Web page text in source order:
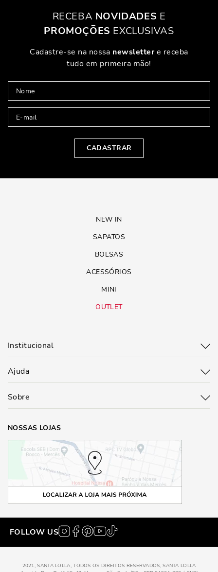
RECEBA NOVIDADES E
PROMOÇÕES EXCLUSIVAS
Cadastre-se na nossa newslettere receba
tudo em primeira mão!
CADASTRAR
NEW IN
SAPATOS
BOLSAS
ACESSÓRIOS
MINI
OUTLET
Institucional
Ajuda
Sobre
NOSSAS LOJAS
FOLLOW US
2021, SANTA LOLLA, TODOS OS DIREITOS RESERVADOS, SANTA LOLLA